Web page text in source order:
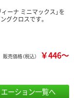
ーナ ミニマックス」を
グクロスです。
販売価格（税込） ￥446～
ーション一覧へ